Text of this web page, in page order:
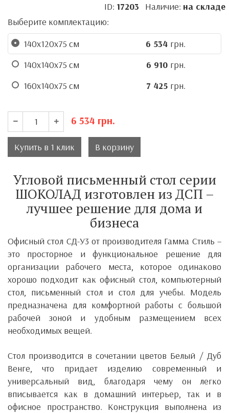
ID: 17203 Наличие: на складе
Выберите комплектацию:
140х120х75 см
6 534 грн.
140х140х75 см
6 910 грн.
160х140х75 см
7 425 грн.
6 534 грн.
Купить в 1 клик В корзину
Угловой письменный стол серии
ШОКОЛАД изготовлен из ДСП –
лучшее решение для дома и
бизнеса
Офисный стол СД-У3 от производителя Гамма Стиль –
это просторное и функциональное решение для
организации рабочего места, которое одинаково
хорошо подходит как офисный стол, компьютерный
стол, письменный стол и стол для учебы. Модель
предназначена для комфортной работы с большой
рабочей зоной и удобным размещением всех
необходимых вещей.
Стол производится в сочетании цветов Белый / Дуб
Венге, что придает изделию современный и
универсальный вид, благодаря чему он легко
вписывается как в домашний интерьер, так и в
офисное пространство. Конструкция выполнена из